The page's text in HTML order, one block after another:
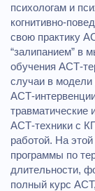
психологам и
свою практику
“залипанием” в
обучения
случаи в модели
травматические
АСТ‑техники с
работой. На
программы по
длительности,
полный курс